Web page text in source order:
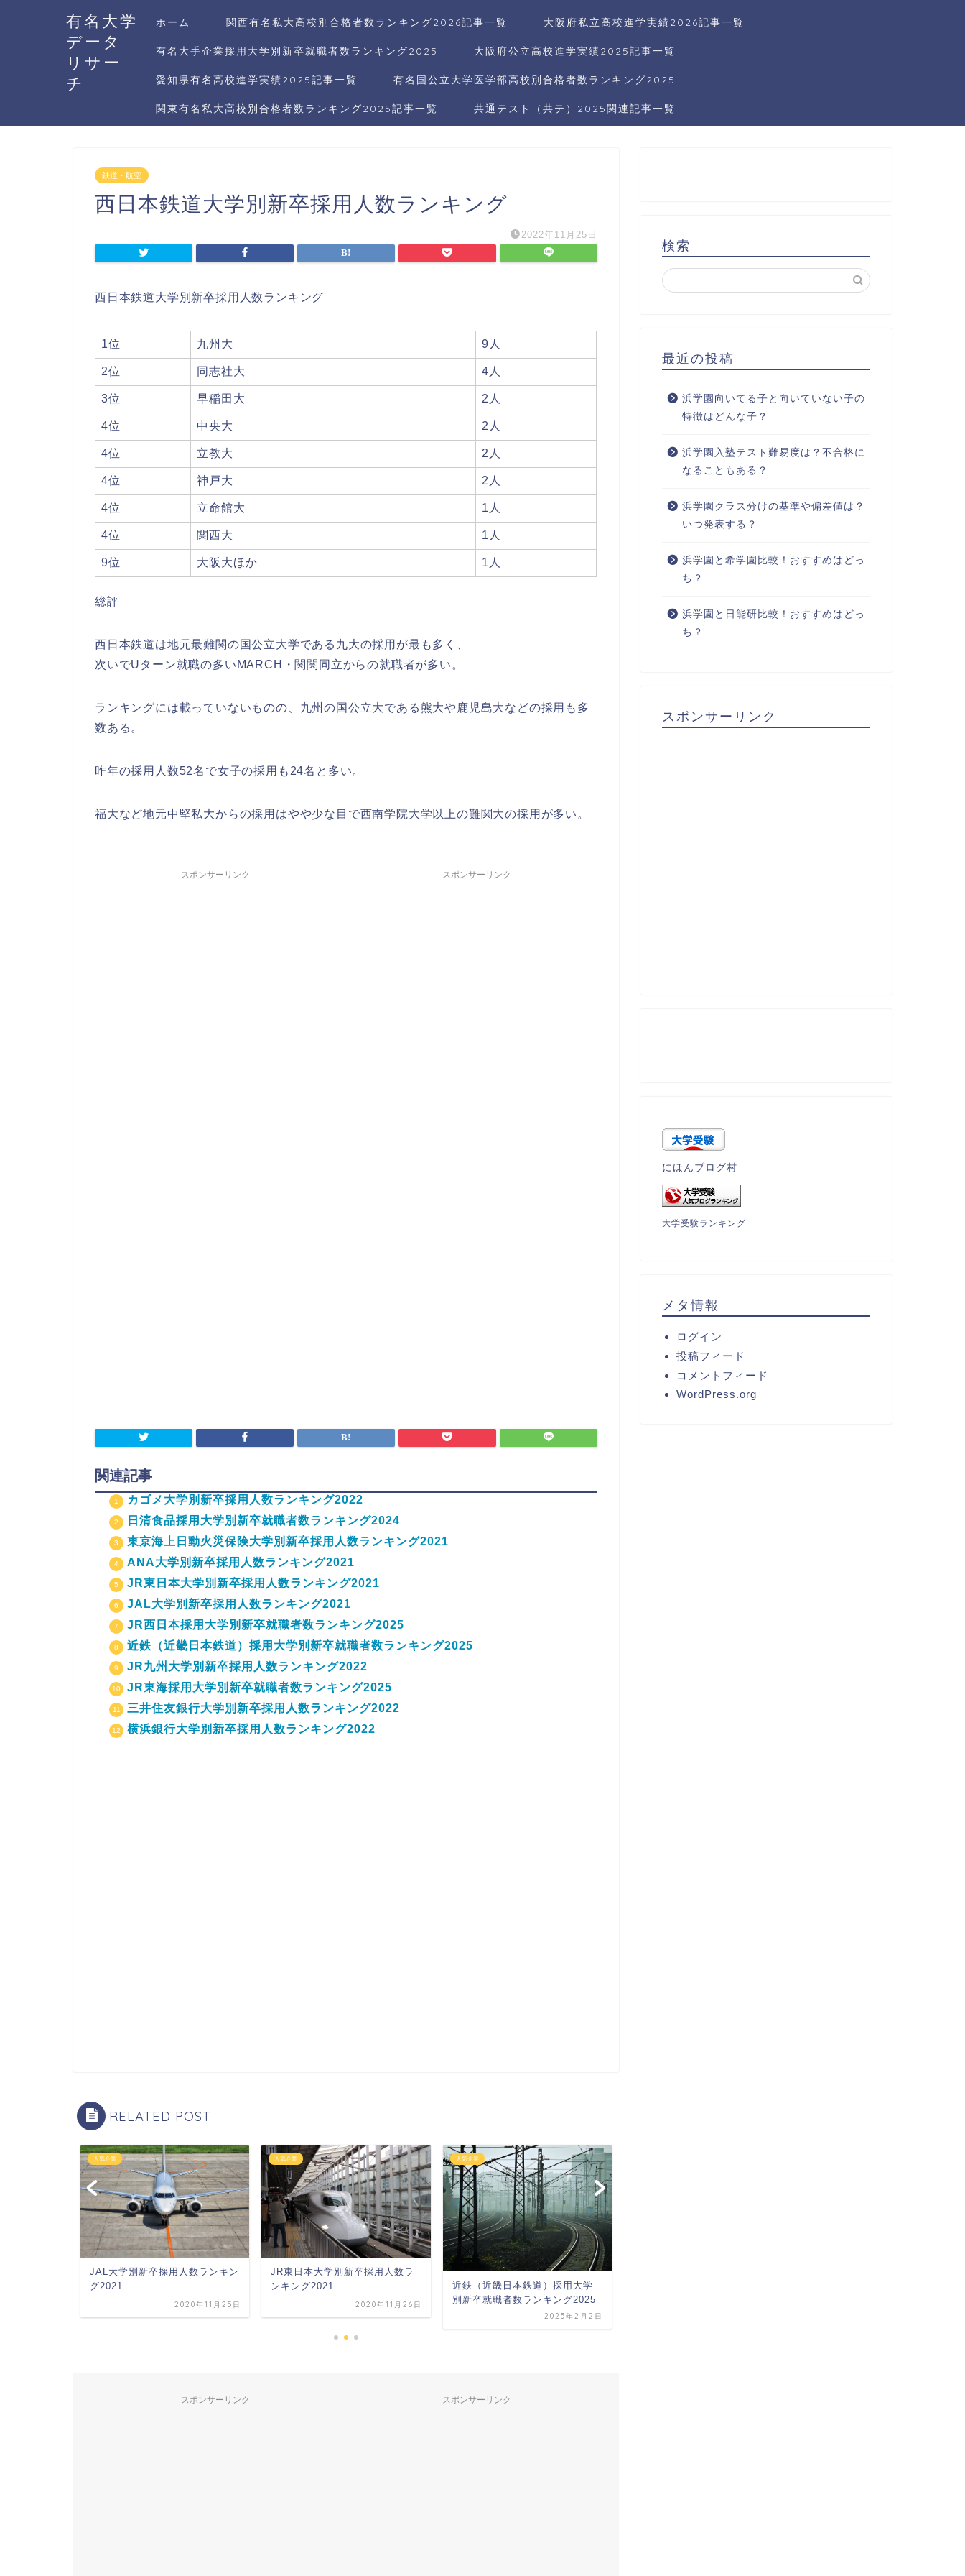
有名大学
データ
リサー
チ
ホーム 関西有名私大高校別合格者数ランキング2026記事一覧 大阪府私立高校進学実績2026記事一覧
有名大手企業採用大学別新卒就職者数ランキング2025 大阪府公立高校進学実績2025記事一覧
愛知県有名高校進学実績2025記事一覧 有名国公立大学医学部高校別合格者数ランキング2025
関東有名私大高校別合格者数ランキング2025記事一覧 共通テスト（共テ）2025関連記事一覧
鉄道・航空
西日本鉄道大学別新卒採用人数ランキング
2022年11月25日
西日本鉄道大学別新卒採用人数ランキング
1位 九州大 9人
2位 同志社大 4人
3位 早稲田大 2人
4位 中央大 2人
4位 立教大 2人
4位 神戸大 2人
4位 立命館大 1人
4位 関西大 1人
9位 大阪大ほか 1人
総評
西日本鉄道は地元最難関の国公立大学である九大の採用が最も多く、
次いでUターン就職の多いMARCH・関関同立からの就職者が多い。
ランキングには載っていないものの、九州の国公立大である熊大や鹿児島大などの採用も多
数ある。
昨年の採用人数52名で女子の採用も24名と多い。
福大など地元中堅私大からの採用はやや少な目で西南学院大学以上の難関大の採用が多い。
スポンサーリンク スポンサーリンク
関連記事
カゴメ大学別新卒採用人数ランキング2022
日清食品採用大学別新卒就職者数ランキング2024
東京海上日動火災保険大学別新卒採用人数ランキング2021
ANA大学別新卒採用人数ランキング2021
JR東日本大学別新卒採用人数ランキング2021
JAL大学別新卒採用人数ランキング2021
JR西日本採用大学別新卒就職者数ランキング2025
近鉄（近畿日本鉄道）採用大学別新卒就職者数ランキング2025
JR九州大学別新卒採用人数ランキング2022
JR東海採用大学別新卒就職者数ランキング2025
三井住友銀行大学別新卒採用人数ランキング2022
横浜銀行大学別新卒採用人数ランキング2022
RELATED POST
人気企業
JAL大学別新卒採用人数ランキン
グ2021
2020年11月25日
人気企業
JR東日本大学別新卒採用人数ラ
ンキング2021
2020年11月26日
人気企業
近鉄（近畿日本鉄道）採用大学
別新卒就職者数ランキング2025
2025年2月2日
スポンサーリンク スポンサーリンク
検索
最近の投稿
浜学園向いてる子と向いていない子の
特徴はどんな子？
浜学園入塾テスト難易度は？不合格に
なることもある？
浜学園クラス分けの基準や偏差値は？
いつ発表する？
浜学園と希学園比較！おすすめはどっ
ち？
浜学園と日能研比較！おすすめはどっ
ち？
スポンサーリンク
にほんブログ村
大学受験ランキング
メタ情報
ログイン
投稿フィード
コメントフィード
WordPress.org